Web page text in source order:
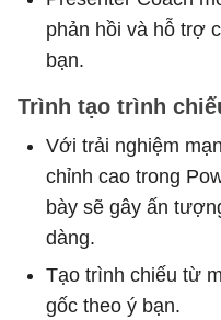
phản hồi và hỗ trợ
bạn.
Trình tạo trình
Với trải nghiệm
chỉnh cao trong
bày sẽ gây ấn
dàng.
Tạo trình chiếu từ
gốc theo ý bạn.